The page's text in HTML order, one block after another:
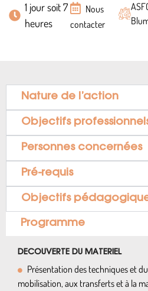
Qui sommes-nous ?
Notre catalogue
1 jour soit 7
heures
Nous
contacter
Nature de l’action
Objectifs
Personnes concernées
Pré-requis
Objectifs
Programme
DECOUVERTE DU MATERIEL
Présentation des techniques et
mobilisation, aux transferts et à la